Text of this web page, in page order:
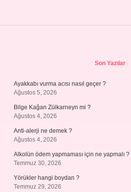
Son Yazılar
Ayakkabı vurma acısı nasıl geçer ?
Ağustos 5, 2026
Bilge Kağan Zülkarneyn mi ?
Ağustos 4, 2026
Anti-alerji ne demek ?
Ağustos 4, 2026
Alkolün ödem yapmaması için ne yapmalı ?
Temmuz 30, 2026
Yörükler hangi boydan ?
Temmuz 29, 2026